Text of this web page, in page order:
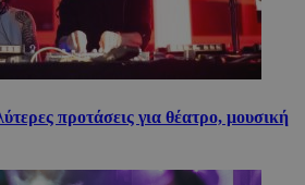
προτάσεις για θέατρο, μουσική